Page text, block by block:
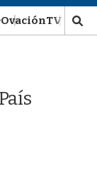
OvaciónTV Show
M
o